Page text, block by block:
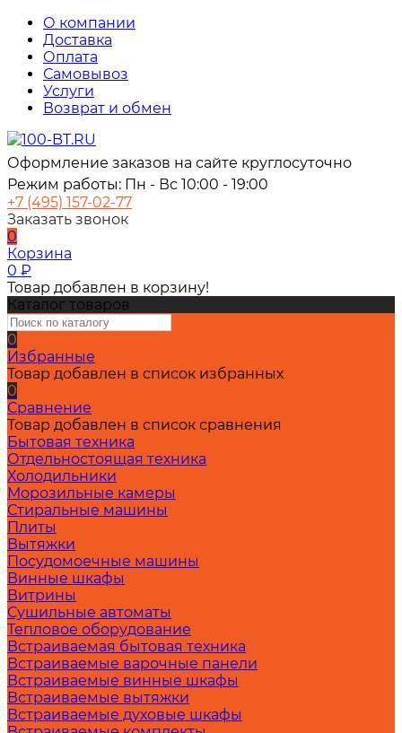
О компании
Доставка
Оплата
Самовывоз
Услуги
Возврат и обмен
Оформление заказов на сайте круглосуточно
Режим работы: Пн - Вс 10:00 - 19:00
+7 (495) 157-02-77
Заказать звонок
0
Корзина
0 ₽
Товар добавлен в корзину!
Каталог товаров
0
Избранные
Товар добавлен в список избранных
0
Сравнение
Товар добавлен в список сравнения
Бытовая техника
Отдельностоящая техника
Холодильники
Морозильные камеры
Стиральные машины
Плиты
Вытяжки
Посудомоечные машины
Винные шкафы
Витрины
Сушильные автоматы
Тепловое оборудование
Встраиваемая бытовая техника
Встраиваемые варочные панели
Встраиваемые винные шкафы
Встраиваемые вытяжки
Встраиваемые духовые шкафы